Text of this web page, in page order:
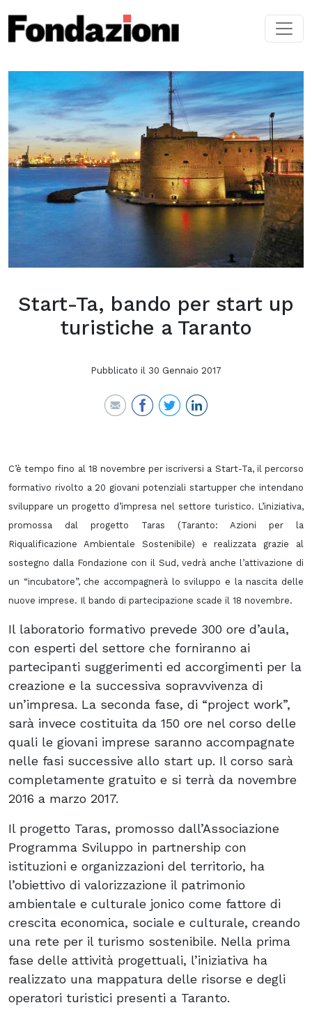
Skip to main content
Start-Ta, bando per start up
turistiche a Taranto
Pubblicato il 30 Gennaio 2017
C’è tempo fino al 18 novembre per iscriversi a Start-Ta, il percorso
formativo rivolto a 20 giovani potenziali startupper che intendano
sviluppare un progetto d’impresa nel settore turistico. L’iniziativa,
promossa dal progetto Taras (Taranto: Azioni per la
Riqualificazione Ambientale Sostenibile) e realizzata grazie al
sostegno dalla Fondazione con il Sud, vedrà anche l’attivazione di
un “incubatore”, che accompagnerà lo sviluppo e la nascita delle
nuove imprese. Il bando di partecipazione scade il 18 novembre.
Il laboratorio formativo prevede 300 ore d’aula,
con esperti del settore che forniranno ai
partecipanti suggerimenti ed accorgimenti per la
creazione e la successiva sopravvivenza di
un’impresa. La seconda fase, di “project work”,
sarà invece costituita da 150 ore nel corso delle
quali le giovani imprese saranno accompagnate
nelle fasi successive allo start up. Il corso sarà
completamente gratuito e si terrà da novembre
2016 a marzo 2017.
Il progetto Taras, promosso dall’Associazione
Programma Sviluppo in partnership con
istituzioni e organizzazioni del territorio, ha
l’obiettivo di valorizzazione il patrimonio
ambientale e culturale jonico come fattore di
crescita economica, sociale e culturale, creando
una rete per il turismo sostenibile. Nella prima
fase delle attività progettuali, l’iniziativa ha
realizzato una mappatura delle risorse e degli
operatori turistici presenti a Taranto.